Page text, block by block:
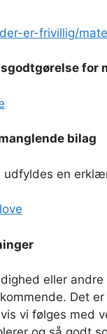
er-frivillig/
for
bilag
en
eller
Det
vi følges med